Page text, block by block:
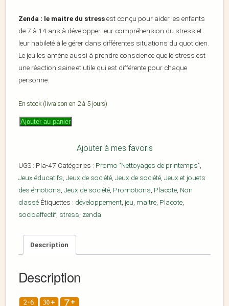
Zenda : le maitre du stressest conçu pour aider les enfants
de 7 à 14 ans à développer leur compréhension du stress et
leur habileté à le gérer dans différentes situations du quotidien.
Le jeu les amène aussi à prendre conscience que le stress est
une réaction saine et utile qui est différente pour chaque
personne.
En stock (livraison en 2 à 5 jours)
Ajouter au panier
Ajouter à mes favoris
UGS : Pla-47 Catégories : Promo "Nettoyages de printemps",
Jeux éducatifs, Jeux de société, Jeux de société, Jeux et jouets
des émotions, Jeux de société, Promotions, Placote, Non
classé Étiquettes : développement, jeu, maitre, Placote,
socioaffectif, stress, zenda
Description
Description